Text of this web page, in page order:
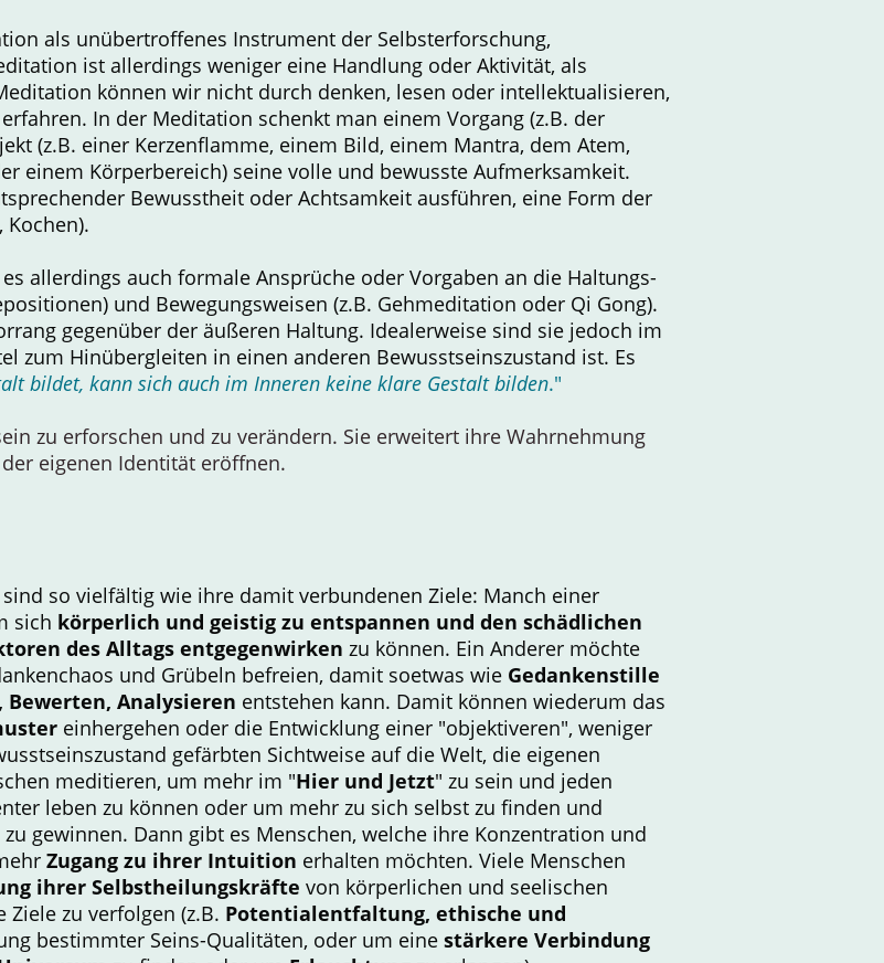
als unübertroffenes Instrument der Selbsterforschung,
ist allerdings weniger eine Handlung oder Aktivität, als
können wir nicht durch denken, lesen oder intellektualisieren,
In der Meditation schenkt man einem Vorgang (z.B. der
(z.B. einer Kerzenflamme, einem Bild, einem Mantra, dem Atem,
einem Körperbereich) seine volle und bewusste Aufmerksamkeit.
Bewusstheit oder Achtsamkeit ausführen, eine Form der
allerdings auch formale Ansprüche oder Vorgaben an die Haltungs-
und Bewegungsweisen (z.B. Gehmeditation oder Qi Gong).
gegenüber der äußeren Haltung. Idealerweise sind sie jedoch im
zum Hinübergleiten in einen anderen Bewusstseinszustand ist. Es
bildet, kann sich auch im Inneren keine klare Gestalt bilden."
zu erforschen und zu verändern. Sie erweitert ihre Wahrnehmung
eigenen Identität eröffnen.
so vielfältig wie ihre damit verbundenen Ziele: Manch einer
sich körperlich und geistig zu entspannen und den schädlichen
des Alltags entgegenwirken zu können. Ein Anderer möchte
und Grübeln befreien, damit soetwas wie Gedankenstille
Analysieren entstehen kann. Damit können wiederum das
einhergehen oder die Entwicklung einer "objektiveren", weniger
gefärbten Sichtweise auf die Welt, die eigenen
meditieren, um mehr im "Hier und Jetzt" zu sein und jeden
leben zu können oder um mehr zu sich selbst zu finden und
zu gewinnen. Dann gibt es Menschen, welche ihre Konzentration und
Zugang zu ihrer Intuition erhalten möchten. Viele Menschen
ihrer Selbstheilungskräfte von körperlichen und seelischen
zu verfolgen (z.B. Potentialentfaltung, ethische und
bestimmter Seins-Qualitäten, oder um eine stärkere Verbindung